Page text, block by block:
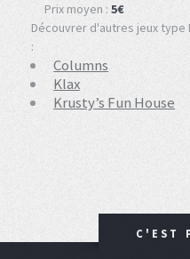
Prix moyen : 5€
Découvrer d'autres jeux
:
Columns
Klax
Krusty’s Fun House
C'EST